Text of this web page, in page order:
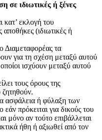
ιδιωτικές ή ξένες
κατ’ εκλογή του
αποθήκες (ιδιωτικές ή
Διαμεταφορέας τα
για τη σχέση μεταξύ αυτού
ισχύουν μεταξύ αυτού
τους όρους της
ασφάλεια ή φύλαξη των
πρόκειται για δικούς του
μόνο αν τούτο επιβάλλεται
ήθη ή αξιωθεί από τον